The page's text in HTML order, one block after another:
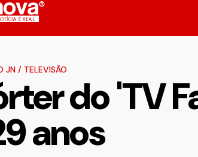
JN/ TELEVISÃO
do 'TV
anos